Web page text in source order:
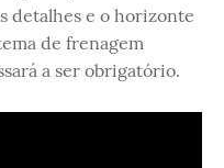
detalhes e o horizonte
de frenagem
a ser obrigatório.